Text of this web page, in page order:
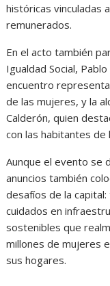
históricas vinculadas
remunerados.
En el acto también
Igualdad Social, Pablo
encuentro
de las mujeres, y la
Calderón, quien
con las habitantes de
Aunque el evento se
anuncios también
desafíos de la
cuidados en
sostenibles que
millones de mujeres
sus hogares.